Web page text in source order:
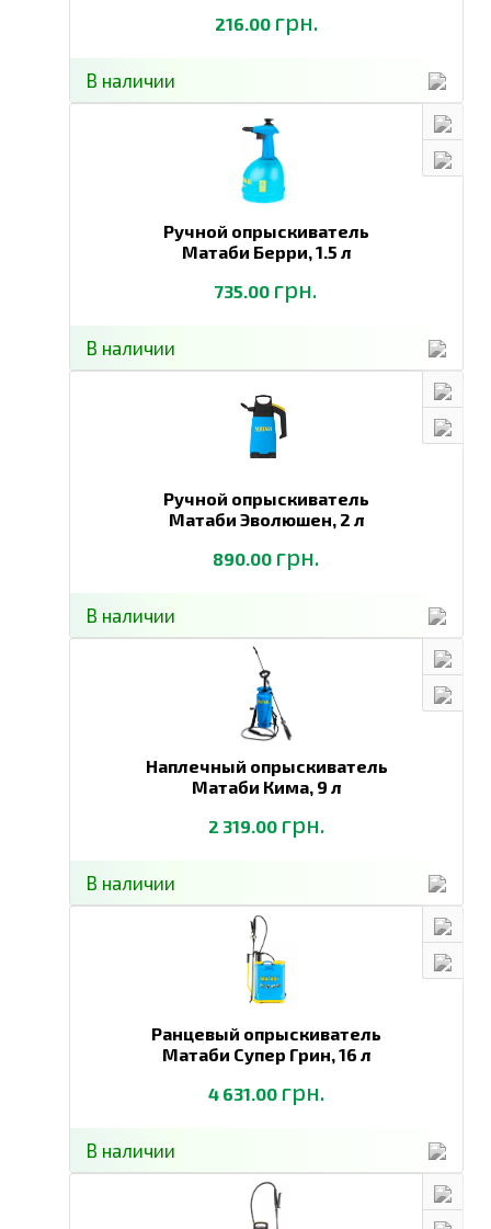
216.00 грн.
В наличии
Ручной опрыскиватель
Матаби Берри,1.5 л
735.00 грн.
В наличии
Ручной опрыскиватель
Матаби Эволюшен, 2 л
890.00 грн.
В наличии
Наплечный опрыскиватель
Матаби Кима, 9 л
2 319.00 грн.
В наличии
Ранцевый опрыскиватель
Матаби Супер Грин,16 л
4 631.00 грн.
В наличии